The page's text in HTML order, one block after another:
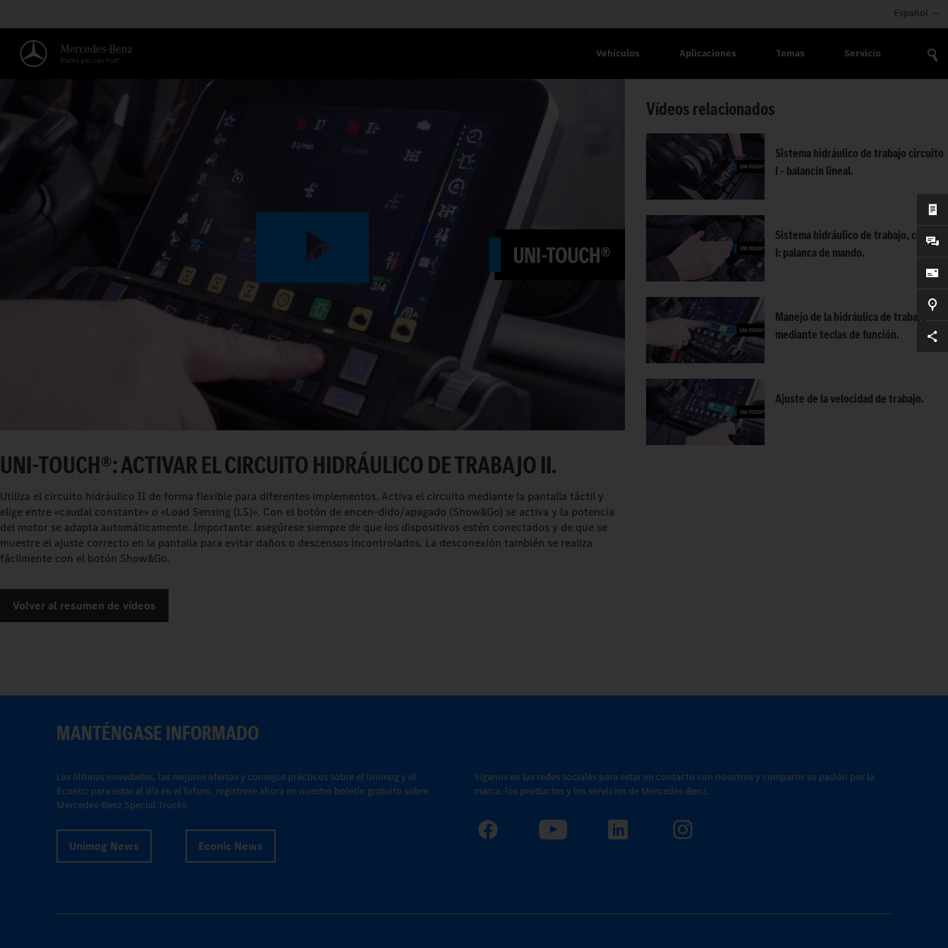
Español
Vehículos Aplicaciones Temas Servicio
ACTIVAR EL CIRCUITO HIDRÁULICO DE TRABAJO II.
Play
Video
UNI-TOUCH®: ACTIVAR EL CIRCUITO HIDRÁULICO DE TRABAJO II.
Utiliza el circuito hidráulico II de forma flexible para diferentes implementos. Activa el circuito mediante la pantalla táctil y
elige entre «caudal constante» o «Load Sensing (LS)». Con el botón de encen-dido/apagado (Show&Go) se activa y la potencia
del motor se adapta automáticamente. Importante: asegúrese siempre de que los dispositivos estén conectados y de que se
muestre el ajuste correcto en la pantalla para evitar daños o descensos incontrolados. La desconexión también se realiza
fácilmente con el botón Show&Go.
Volver al resumen de vídeos
Vídeos relacionados
Sistema hidráulico de trabajo circuito
I – balancín lineal.
Sistema hidráulico de trabajo, circuito
I: palanca de mando.
Manejo de la hidráulica de trabajo
mediante teclas de función.
Ajuste de la velocidad de trabajo.
MANTÉNGASE INFORMADO
Las últimas novedades, las mejores ofertas y consejos prácticos sobre el Unimog y el
Econic: para estar al día en el futuro, regístrese ahora en nuestro boletín gratuito sobre
Mercedes-Benz Special Trucks.
Unimog News Econic News
Síganos en las redes sociales para estar en contacto con nosotros y compartir su pasión por la
marca, los productos y los servicios de Mercedes-Benz.